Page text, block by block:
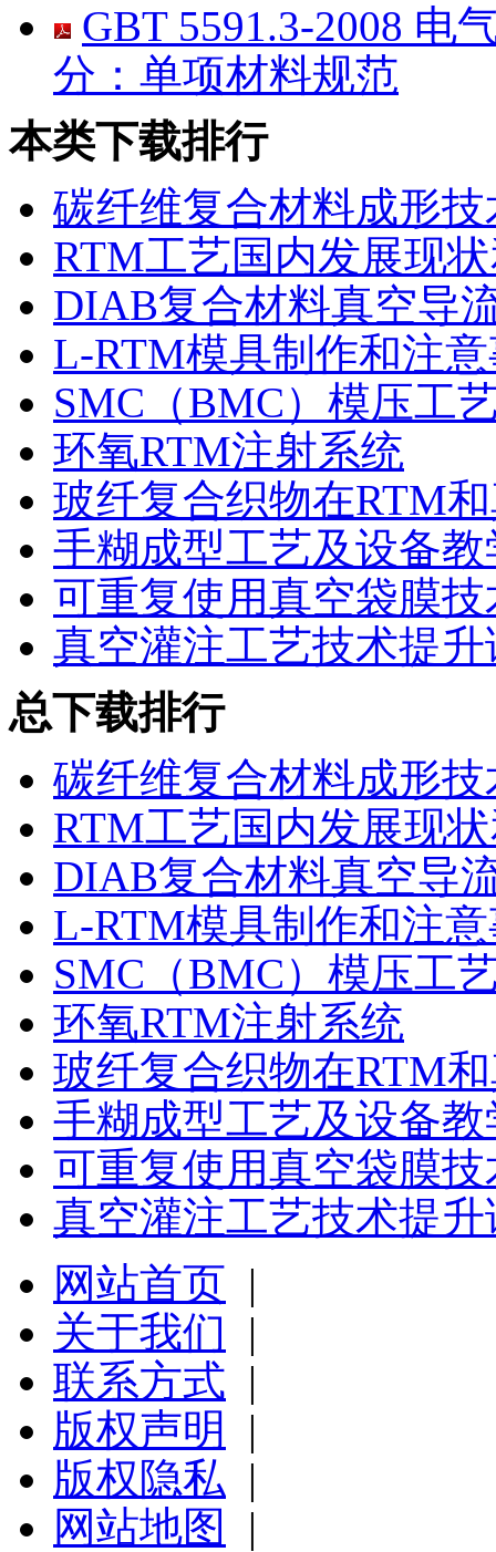
GBT 5591.3-2008 电
分：单项材料规范
本类下载排行
碳纤维复合材料成形技
RTM工艺国内发展现
DIAB复合材料真空导
L-RTM模具制作和注
SMC（BMC）模压工
环氧RTM注射系统
玻纤复合织物在RTM
手糊成型工艺及设备
可重复使用真空袋膜
真空灌注工艺技术提升
总下载排行
碳纤维复合材料成形技
RTM工艺国内发展现
DIAB复合材料真空导
L-RTM模具制作和注
SMC（BMC）模压工
环氧RTM注射系统
玻纤复合织物在RTM
手糊成型工艺及设备
可重复使用真空袋膜
真空灌注工艺技术提升
网站首页 |
关于我们 |
联系方式 |
版权声明
|
版权隐私 |
网站地图
|